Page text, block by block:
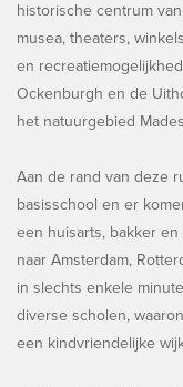
historische centrum
musea, theaters,
en
Ockenburgh en de
het natuurgebied
Aan de rand van deze
basisschool en er
een huisarts, bakker
naar Amsterdam,
in slechts enkele
diverse scholen,
een kindvriendelijke